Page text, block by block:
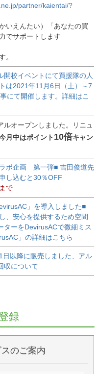
partner/kaientai/?
いえんたい）「あなたの買
でサポートします
。
校イベントにて買援隊の人
は2021年11月6日（土）～7
にて開催します。詳細はこ
オープンしました。リニュ
月中はポイント10倍キャン
ボ企画 第一弾■ 吉田俊道先
し込むと30％OFF
で
」を導入しました■
、安心を提供するため空間
ターをDevirusACで微細ミス
」の詳細はこちら
以降に販売しました、アル
収について
録
のご案内